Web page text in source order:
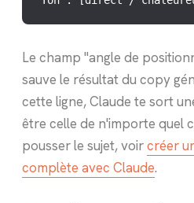
Le champ "angle de
sauve le résultat du copy
cette ligne, Claude te sort
être celle de n'importe quel
pousser le sujet, voircréer
complète avec Claude.